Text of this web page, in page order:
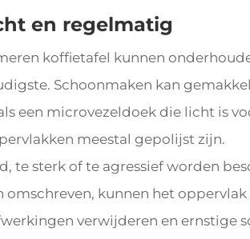
en regelmatig
koffietafel kunnen
Schoonmaken kan
een microvezeldoek die licht is
meestal gepolijst zijn.
te sterk of te agressief worden
kunnen het oppervlak
verwijderen en ernstige